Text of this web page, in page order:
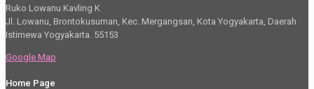
Ruko Lowanu Kavling K
Jl. Lowanu, Brontokusuman, Kec. Mergangsan, Kota Yogyakarta, Daerah
Istimewa Yogyakarta. 55153
Google Map
Home Page